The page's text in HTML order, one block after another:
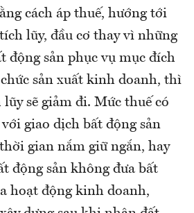
cách áp thuế, hướng tới
lũy, đầu cơ thay vì những
động sản phục vụ mục đích
sản xuất kinh doanh, thì
sẽ giảm đi. Mức thuế có
giao dịch bất động sản
gian nắm giữ ngắn, hay
động sản không đưa bất
hoạt động kinh doanh,